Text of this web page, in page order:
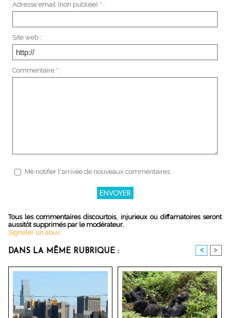
Adresse email (non publiée) * :
Site web :
Commentaire * :
Me notifier l'arrivée de nouveaux commentaires
Tous les commentaires discourtois, injurieux ou diffamatoires seront
aussitôt supprimés par le modérateur.
Signaler un abus
DANS LA MÊME RUBRIQUE : < >